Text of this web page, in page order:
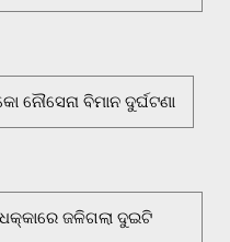
ବିମାନ ଦୁର୍ଘଟଣା
ଜଳିଗଲା ଦୁଇଟି